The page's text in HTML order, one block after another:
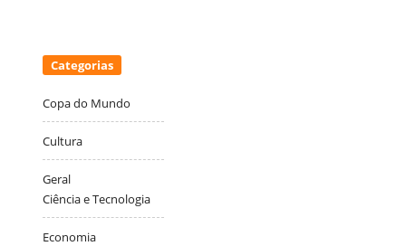
Categorias
Copa do Mundo
Cultura
Geral
Ciência e Tecnologia
Economia